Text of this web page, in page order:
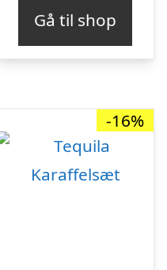
var:
kr. 249,00.kr.
Gå til shop
-16%